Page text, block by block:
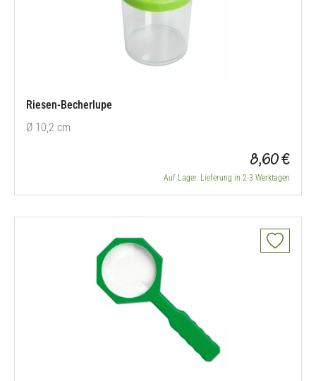
Riesen-Becherlupe
Ø 10,2 cm
8,60 €
Auf Lager. Lieferung in 2-3 Werktagen